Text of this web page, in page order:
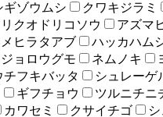
ギゾウムシ クワキジラミ
クオドリコソウ アズマ
ヒラタアブ ハッカハム
ジョロウグモ ネムノキ
チフキバッタ シュレーゲ
ギフチョウ ツルニチニ
カワセミ クサイチゴ